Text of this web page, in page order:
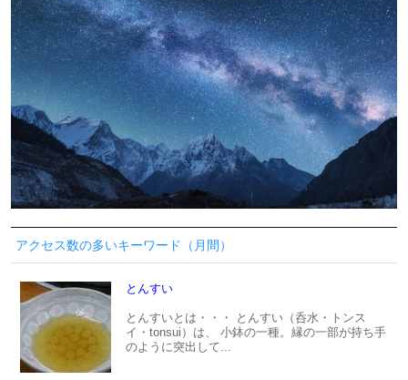
アクセス数の多いキーワード（月間）
とんすい
とんすいとは・・・ とんすい（呑水・トンス
イ・tonsui）は、 小鉢の一種。縁の一部が持ち手
のように突出して...